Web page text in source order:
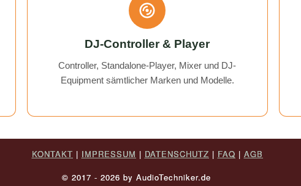
DJ-Controller & Player
Controller, Standalone-Player, Mixer und DJ-
Equipment sämtlicher Marken und Modelle.
KONTAKT | IMPRESSUM | DATENSCHUTZ | FAQ | AGB
© 2017 - 2026 by AudioTechniker.de